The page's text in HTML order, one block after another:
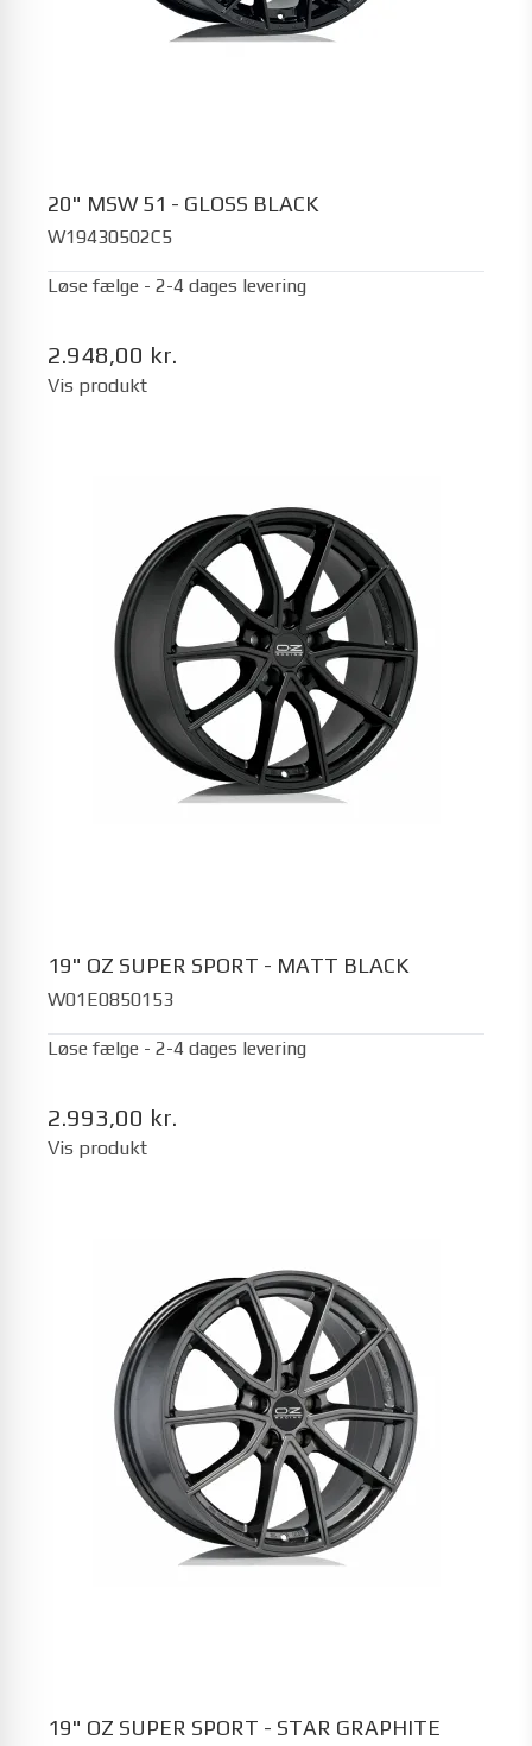
20" MSW 51 - GLOSS BLACK
W19430502C5
Løse fælge - 2-4 dages levering
2.948,00 kr.
Vis produkt
19" OZ SUPER SPORT - MATT BLACK
W01E0850153
Løse fælge - 2-4 dages levering
2.993,00 kr.
Vis produkt
19" OZ SUPER SPORT - STAR GRAPHITE